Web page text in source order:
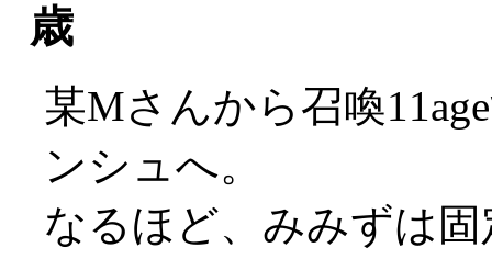
歳
某Mさんから召喚
ンシュへ。
なるほど、みみずは